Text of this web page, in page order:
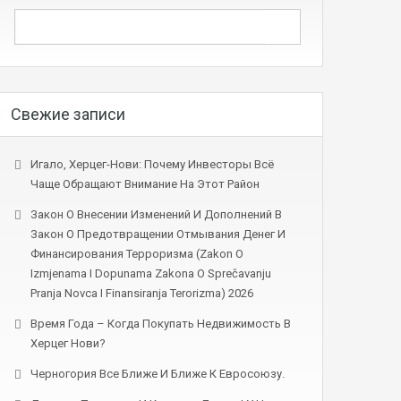
Свежие записи
Игало, Херцег-Нови: Почему Инвесторы Всё
Чаще Обращают Внимание На Этот Район
Закон О Внесении Изменений И Дополнений В
Закон О Предотвращении Отмывания Денег И
Финансирования Терроризма (Zakon O
Izmjenama I Dopunama Zakona O Sprečavanju
Pranja Novca I Finansiranja Terorizma) 2026
Время Года – Когда Покупать Недвижимость В
Херцег Нови?
Черногория Все Ближе И Ближе К Евросоюзу.